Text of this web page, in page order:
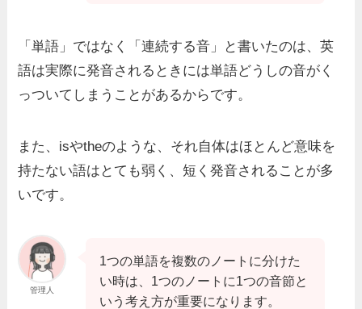
「単語」ではなく「連続する音」と書いたのは、英
語は実際に発音されるときには単語どうしの音がく
っついてしまう ことがあるからです。
また、isやtheのような、それ自体はほとんど意味を
持たない語はとても弱く、短く発音されることが多
いです。
管理人
1つの単語を複数のノートに分けた
い時は、 1つのノートに1つの音節と
いう考え方が重要になります。